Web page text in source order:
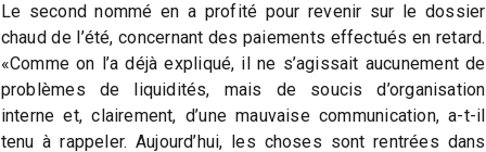
Le second nommé en a profité pour revenir sur le dossier
chaud de l’été, concernant des paiements effectués en retard.
«Comme on l’a déjà expliqué, il ne s’agissait aucunement de
problèmes de liquidités, mais de soucis d’organisation
interne et, clairement, d’une mauvaise communication, a-t-il
tenu à rappeler. Aujourd’hui, les choses sont rentrées dans